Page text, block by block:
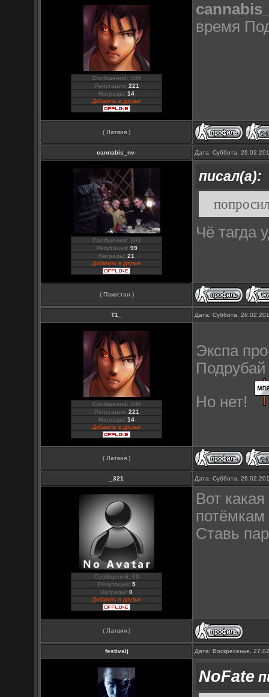
Сообщений: 306
Репутация: 221
Награды:14
Добавить в друзья
время
( Латвия )
cannabis_nv- Дата: Суббота,
Сообщений: 293
Репутация: 99
Награды:21
Добавить в друзья
писал(а):
Чё тагда
( Пакистан )
Т1_ Дата: Суббота,
Сообщений: 306
Репутация: 221
Награды:14
Добавить в друзья
Экспа
Подрубай
Но нет!
( Латвия )
_321 Дата: Суббота,
Сообщений: 96
Репутация: 5
Награды:0
Добавить в друзья
Вот
потёмкам
Ставь
( Латвия )
festivalj Дата: Воскресенье,
NoFate